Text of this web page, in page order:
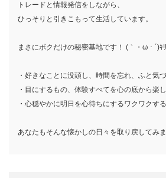
トレードと情報発信をしながら、
ひっそりと引きこもって生活しています。
まさにボクだけの秘密基地です！ (｀・ω・´)ｷ
・好きなことに没頭し、時間を忘れ、ふと気
・目にするもの、体験すべてを心の底から楽
・心穏やかに明日を心待ちにするワクワクする
あなたもそんな懐かしの日々を取り戻してみ